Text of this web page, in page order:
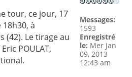
tour, ce jour, 17
à
(42). Le tirage au
POULAT,
Messages:
1593
Enregistré
le: Mer Jan
09, 2013
12:43 am